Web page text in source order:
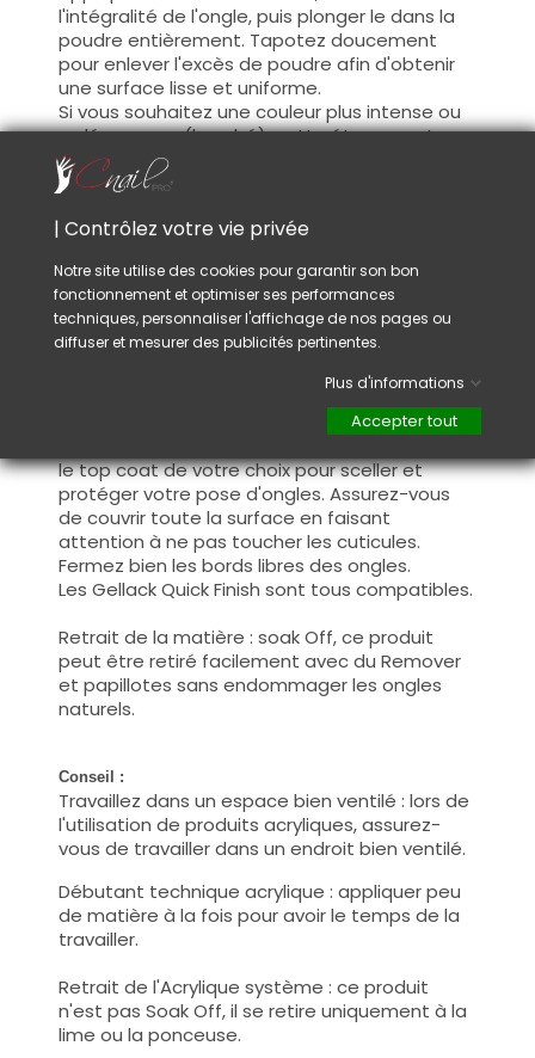
l'intégralité de l'ongle, puis plonger le dans la
poudre entièrement. Tapotez doucement
pour enlever l'excès de poudre afin d'obtenir
une surface lisse et uniforme.
Si vous souhaitez une couleur plus intense ou
un léger apex (bombé), cette étape peut
être répétée.
appliquer le Dipping System Activator sur
permettre un durcissement de la matière
après 30 à 60 secondes pour permettre à la
couche de poudre de trempage de durcir
complètement.
limer légèrement afin d'égaliser la surface et
le top coat de votre choix pour sceller et
protéger votre pose d'ongles. Assurez-vous
de couvrir toute la surface en faisant
attention à ne pas toucher les cuticules.
Fermez bien les bords libres des ongles.
Les Gellack Quick Finish sont tous compatibles.
Retrait de la matière : soak Off, ce produit
peut être retiré facilement avec du Remover
et papillotes sans endommager les ongles
naturels.
Conseil :
Travaillez dans un espace bien ventilé : lors de
l'utilisation de produits acryliques, assurez-
vous de travailler dans un endroit bien ventilé.
Débutant technique acrylique : appliquer peu
de matière à la fois pour avoir le temps de la
travailler.
Retrait de l'Acrylique système : ce produit
n'est pas Soak Off, il se retire uniquement à la
lime ou la ponceuse.
| Contrôlez votre vie privée
Notre site utilise des cookies pour garantir son bon
fonctionnement et optimiser ses performances
techniques, personnaliser l'affichage de nos pages ou
diffuser et mesurer des publicités pertinentes.
Plus d'informations
Accepter tout